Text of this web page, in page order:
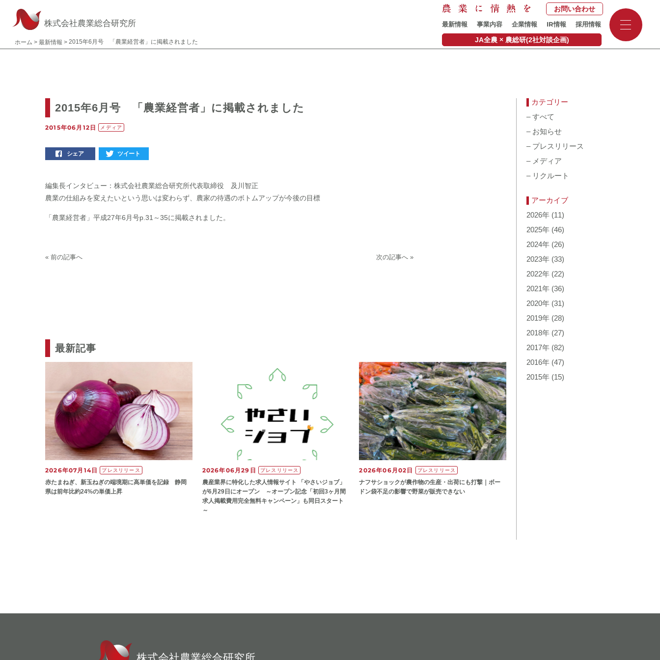
株式会社農業総合研究所 最新情報 事業内容 企業情報 IR情報 採用情報
お問い合わせ
ホーム > 最新情報 > 2015年6月号 「農業経営者」に掲載されました JA全農 × 農総研(2社対談企画)
-
-
2015年6月号 「農業経営者」に掲載されました
2015年06月12日 メディア
シェア ツイート
編集長インタビュー：株式会社農業総合研究所代表取締役 及川智正
農業の仕組みを変えたいという思いは変わらず、農家の待遇のボトムアップが今後の目標
「農業経営者」平成27年6月号p.31～35に掲載されました。
次の記事へ »
« 前の記事へ
最新記事
2026年07月14日 プレスリリース
赤たまねぎ、新玉ねぎの端境期に高単価を記録 静岡
県は前年比約24%の単価上昇
2026年06月29日 プレスリリース
農産業界に特化した求人情報サイト 「やさいジョブ」
が6月29日にオープン ～オープン記念「初回3ヶ月間
求人掲載費用完全無料キャンペーン」も同日スタート
～
2026年06月02日 プレスリリース
ナフサショックが農作物の⽣産・出荷にも打撃｜ボー
ドン袋不⾜の影響で野菜が販売できない
カテゴリー
–すべて
– お知らせ
– プレスリリース
– メディア
– リクルート
アーカイブ
2026年 (11)
2025年 (46)
2024年 (26)
2023年 (33)
2022年 (22)
2021年 (36)
2020年 (31)
2019年 (28)
2018年 (27)
2017年 (82)
2016年 (47)
2015年 (15)